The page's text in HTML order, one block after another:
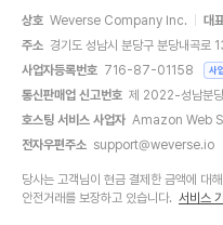
상호 Weverse Company Inc. 대
주소 경기도 성남시 분당구 분당내곡로
사업자등록번호 716-87-01158 사
통신판매업 신고번호 제 2022-성남분
호스팅 서비스 사업자 Amazon Web
전자우편주소 support@weverse.io
당사는 고객님이 현금 결제한 금액에 대
안전거래를 보장하고 있습니다. 서비스